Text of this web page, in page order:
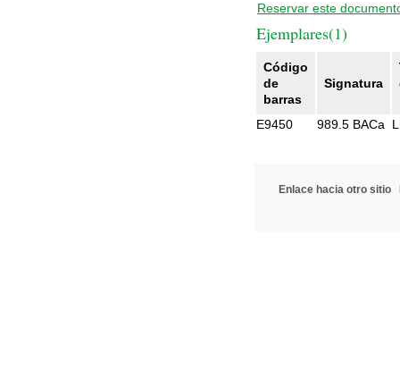
Reservar este
Ejemplares(1)
Código
de
barras
Signatura
E9450
989.5 BACa
Enlace hacia otro sitio